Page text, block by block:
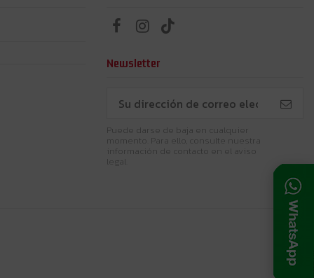
Newsletter
Puede darse de baja en cualquier
momento. Para ello, consulte nuestra
información de contacto en el aviso
legal.